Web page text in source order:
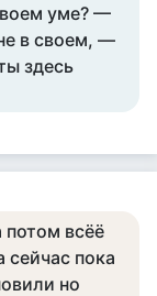
уме? —
в своем, —
здесь
потом всёё
сейчас пока
но